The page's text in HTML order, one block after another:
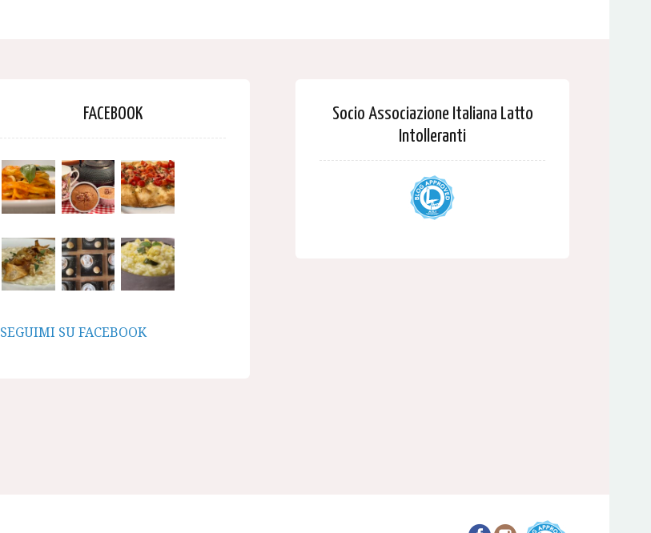
FACEBOOK
SEGUIMI SU FACEBOOK
Socio Associazione Italiana Latto
Intolleranti